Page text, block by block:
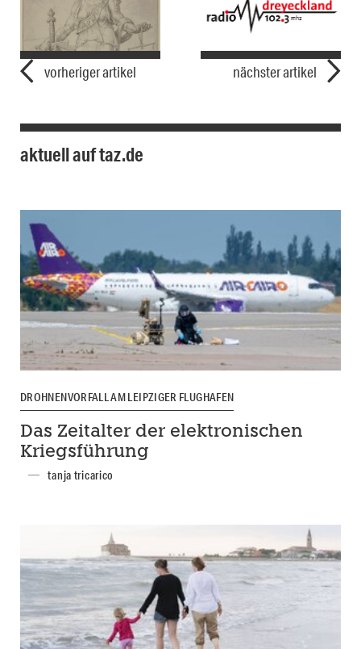
vorheriger artikel nächster artikel
aktuell auf taz.de
DROHNENVORFALL AM LEIPZIGER FLUGHAFEN
Das Zeitalter der elektronischen
Kriegsführung
tanja tricarico